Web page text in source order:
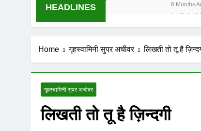
HEADLINES 6 Months
6 Months
8 Months
Home गृहस्वामिनी सुपर अचीवर लिखती तो तू है
गृहस्वामिनी सुपर अचीवर
लिखती तो तू है ज़िन्दगी